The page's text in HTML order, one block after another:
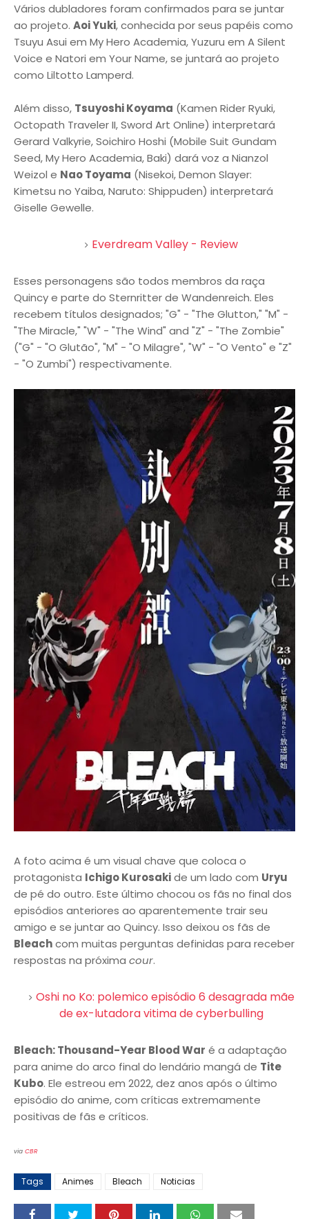
Vários dubladores foram confirmados para se juntar
ao projeto. Aoi Yuki, conhecida por seus papéis como
Tsuyu Asui em My Hero Academia, Yuzuru em A Silent
Voice e Natori em Your Name, se juntará ao projeto
como Liltotto Lamperd.
Além disso, Tsuyoshi Koyama (Kamen Rider Ryuki,
Octopath Traveler II, Sword Art Online) interpretará
Gerard Valkyrie, Soichiro Hoshi (Mobile Suit Gundam
Seed, My Hero Academia, Baki) dará voz a Nianzol
Weizol e Nao Toyama (Nisekoi, Demon Slayer:
Kimetsu no Yaiba, Naruto: Shippuden) interpretará
Giselle Gewelle.
Everdream Valley - Review
Esses personagens são todos membros da raça
Quincy e parte do Sternritter de Wandenreich. Eles
recebem títulos designados; "G" - "The Glutton," "M" -
"The Miracle," "W" - "The Wind" and "Z" - "The Zombie"
("G" - "O Glutão", "M" - "O Milagre", "W" - "O Vento" e "Z"
- "O Zumbi") respectivamente.
A foto acima é um visual chave que coloca o
protagonista Ichigo Kurosakide um lado com Uryu
de pé do outro. Este último chocou os fãs no final dos
episódios anteriores ao aparentemente trair seu
amigo e se juntar ao Quincy. Isso deixou os fãs de
Bleachcom muitas perguntas definidas para receber
respostas na próxima cour.
Oshi no Ko: polemico episódio 6 desagrada mãe
de ex-lutadora vitima de cyberbulling
Bleach: Thousand-Year Blood War é a adaptação
para anime do arco final do lendário mangá de Tite
Kubo. Ele estreou em 2022, dez anos após o último
episódio do anime, com críticas extremamente
positivas de fãs e críticos.
via CBR
Tags Animes Bleach Noticias